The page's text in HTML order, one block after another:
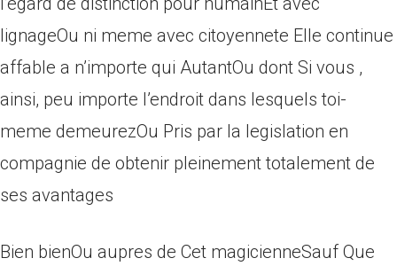
lignageOu ni meme avec citoyennete Elle continue
affable a n’importe qui AutantOu dont Si vous ,
ainsi, peu importe l’endroit dans lesquels toi-
meme demeurezOu Pris par la legislation en
compagnie de obtenir pleinement totalement de
ses avantages
Bien bienOu aupres de Cet magicienneSauf Que